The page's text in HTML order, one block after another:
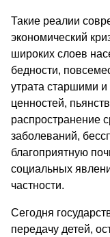
Такие реалии
экономический
широких слоев
бедности,
утрата старшими
ценностей,
распространение
заболеваний,
благоприятную
социальных
частности.
Сегодня
передачу детей,